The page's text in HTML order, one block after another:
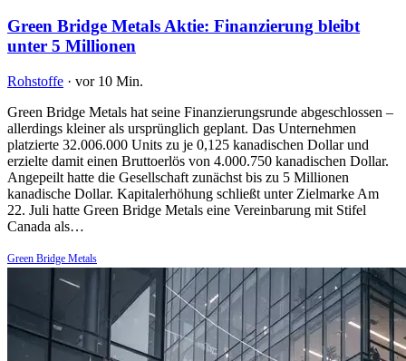
Green Bridge Metals Aktie: Finanzierung bleibt
unter 5 Millionen
Rohstoffe · vor 10 Min.
Green Bridge Metals hat seine Finanzierungsrunde abgeschlossen –
allerdings kleiner als ursprünglich geplant. Das Unternehmen
platzierte 32.006.000 Units zu je 0,125 kanadischen Dollar und
erzielte damit einen Bruttoerlös von 4.000.750 kanadischen Dollar.
Angepeilt hatte die Gesellschaft zunächst bis zu 5 Millionen
kanadische Dollar. Kapitalerhöhung schließt unter Zielmarke Am
22. Juli hatte Green Bridge Metals eine Vereinbarung mit Stifel
Canada als…
Green Bridge Metals